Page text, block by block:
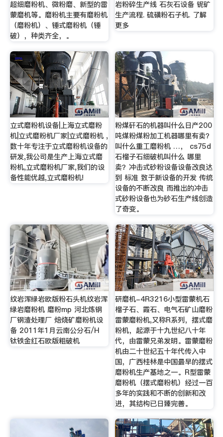
超细磨粉机、微粉磨、新型的雷
蒙磨机等。磨粉机主要有磨粉机
（磨粉机）、锤式磨粉机（锤
破），种类齐全，。
岩粉碎生产线 石灰石设备 铌矿
生产流程. 硫磺粉石子机. 了解
更多
立式磨粉机设备|上海立式磨粉
机|立式磨粉机厂家|立式磨粉机 ,
数十年专注于立式磨粉机设备的
研发,我公司是生产上海立式磨
粉机,立式磨粉机厂家,我们的设
备性能优越,立式磨粉机!
粉煤矸石的机器叫什么日产200
吨煤粉煤粉加工机器哪里有卖？
叫什么重工磨粉机 …， cs75d
石榴子石细破机叫什么 哪里
卖？冲击式砂粉设备设备改良达
到 标准 致于新设备的开发 传统
设备的不断改良 而推出的冲击
式砂粉设备也为砂石生产线创造
了奇变。
纹岩浑绿岩欧版粉石头机纹岩浑
绿岩磨粉机 磨粉mp 河北炼钢
厂钢渣处理厂 焙烧矿磨粉机设
备 2011年1月云南公分石/H
钛铁金红石欧版粗破机
研磨机-4R3216小型雷蒙机石
榴子石、霞石、电气石矿山磨粉
雷蒙磨粉机,又称R系列，摆式磨
粉机，起源于十九世纪八十年
代，由雷蒙兄弟发明。雷蒙磨粉
机由二十世纪五十年代传入中
国，广西桂林是中国最早的摆式
磨粉机生产基地之一。R型雷蒙
磨粉机（摆式磨粉机）经过一百
多年的实践和不断的创新和改
进，其结构已日臻完善。